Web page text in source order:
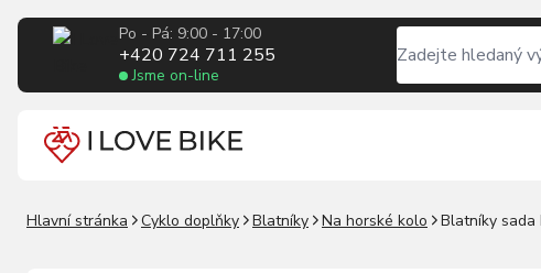
Po - Pá: 9:00 - 17:00
+420 724 711 255
Jsme on-line
Hlavní stránka Cyklo doplňky Blatníky Na horské kolo Blatníky sada